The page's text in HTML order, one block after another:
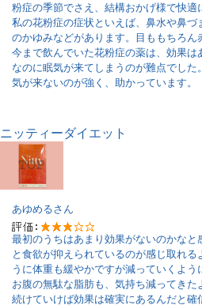
粉症の季節でさえ、結構おかげ様で快適
私の花粉症の症状といえば、鼻水や鼻
のかゆみなどがあります。目ももちろん
今まで飲んでいた花粉症の薬は、効果は
なのに眠気が来てしまうのが難点でし
気が来ないのが強く、助かっています。
ニッティーダイエット
あゆめるさん
最初のうちはあまり効果がないのかなと
と食欲が抑えられているのが感じ取れる
うに体重も緩やかですが減っていくよう
お腹の無駄な脂肪も、気持ち減ってき
続けていけば効果は確実にあるんだと確